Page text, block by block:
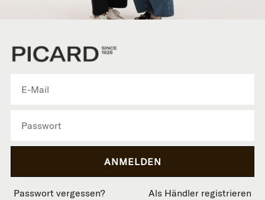
Passwort vergessen? Als Händler registrieren